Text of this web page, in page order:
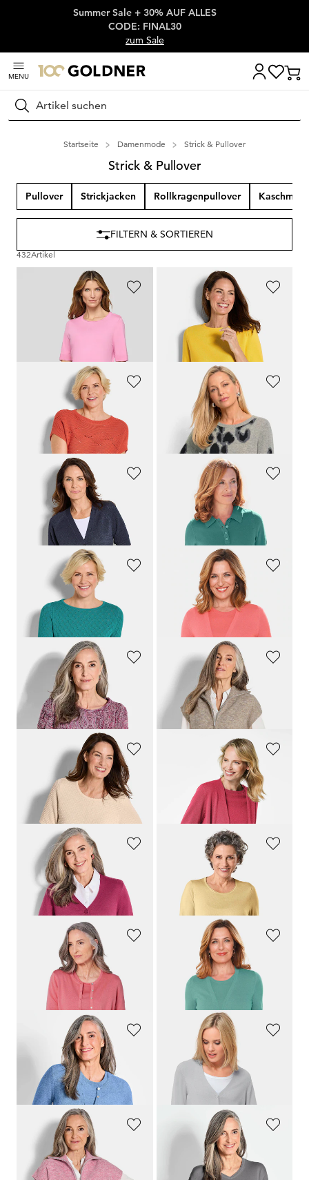
Überspringe Navigation, direkt zum Content
Summer Sale + 30% AUF ALLES
CODE: FINAL30
zum Sale
MENU
Suchen
Startseite Damenmode Strick & Pullover
Strick & Pullover
Pullover Strickjacken Rollkragenpullover Kaschmir
432Artikel
FILTERN & SORTIEREN
Leichter Pullover mit viel Viskose
99,90 CHF
GOLDNER
99,00 CHF
119,00 CHF
+ 2
Strickpullover mit Rautenmuster
55,00 CHF 119,00 CHF
GOLDNER
Kaschmirpullover im Leo-Look
279,00 CHF
GOLDNER
99,00 CHF
139,00 CHF
GOLDNER
55,00 CHF139,00 CHF
GOLDNER
Strickpullover mit Wabenstruktur
99,00 CHF 139,00 CHF
Klassisches Stricktwinset
119,00 CHF159,00 CHF
GOLDNER
Strickpullover mit Wellenmuster
99,00 CHF169,00 CHF
Strickweste mit Reissverschluss
119,00 CHF159,00 CHF
69,00 CHF 119,00 CHF
Kuschelweiche Kaschmir-Strickjacke
169,00 CHF 299,00 CHF
+ 5
GOLDNER
Cardigan mit großen Knöpfen
69,00 CHF139,00 CHF
25,00 CHF
69,00 CHF
119,00 CHF
169,00 CHF
+ 2
Klassisches Stricktwinset
119,00 CHF159,00 CHF
169,00 CHF259,00 CHF
+ 4
GOLDNER
159,00 CHF 259,00 CHF
+ 1
GOLDNER
Strickweste mit Reissverschluss
119,00 CHF159,00 CHF
Kaschmirpullover mit V-Ausschnitt
239,00 CHF